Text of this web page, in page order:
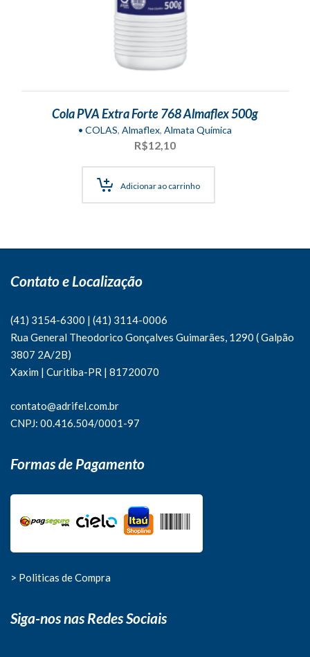
Cola PVA Extra Forte 768 Almaflex 500g
• COLAS, Almaflex, Almata Química
R$12,10
Adicionar ao carrinho
Contato e Localização
(41) 3154-6300 | (41) 3114-0006
Rua General Theodorico Gonçalves Guimarães, 1290 ( Galpão
3807 2A/2B)
Xaxim | Curitiba-PR | 81720070
contato@adrifel.com.br
CNPJ: 00.416.504/0001-97
Formas de Pagamento
> Politicas de Compra
Siga-nos nas Redes Sociais